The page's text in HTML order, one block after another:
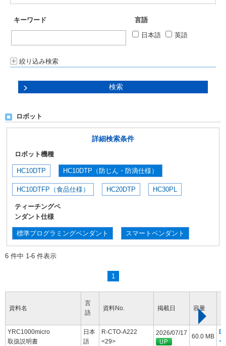
キーワード
言語
日本語
英語
絞り込み検索
ロボット
詳細検索条件
ロボット機種
HC10DTP HC10DTP（防じん・防滴仕様）
HC10DTFP（食品仕様） HC20DTP HC30PL
ティーチングペ
ンダント仕様
標準プログラミングペンダント スマートペンダント
6 件中 1-6 件表示
1
資料名
言
語
資料No. 掲載日 容量
YRC1000micro
取扱説明書
日本
語
R-CTO-A222
<29>
2026/07/17 60.0 MB